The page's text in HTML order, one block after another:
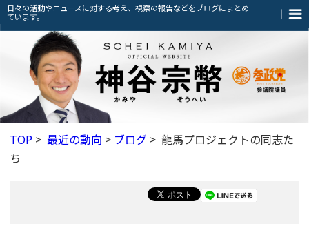
日々の活動やニュースに対する考え、視察の報告などをブログにまとめ
ています。
TOP > 最近の動向 > ブログ > 龍馬プロジェクトの同志た
ち